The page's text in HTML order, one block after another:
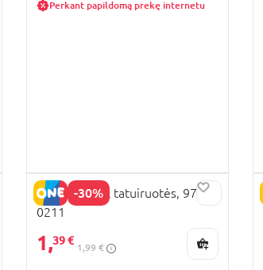
Perkant papildomą prekę internetu
-30%
PAW PATROL tatuiruotės, 97-
0211
1,39 €
1,99 €